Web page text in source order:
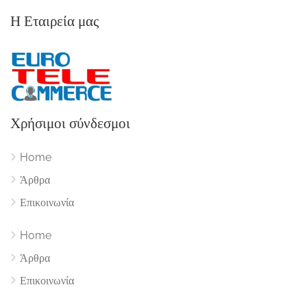
Η Εταιρεία μας
Χρήσιμοι σύνδεσμοι
Home
Άρθρα
Επικοινωνία
Home
Άρθρα
Επικοινωνία